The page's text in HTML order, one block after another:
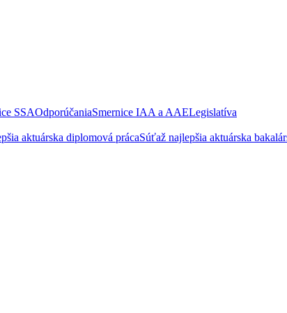
SSAOdporúčaniaSmernice IAA a AAELegislatíva
aktuárska diplomová prácaSúťaž najlepšia aktuárska